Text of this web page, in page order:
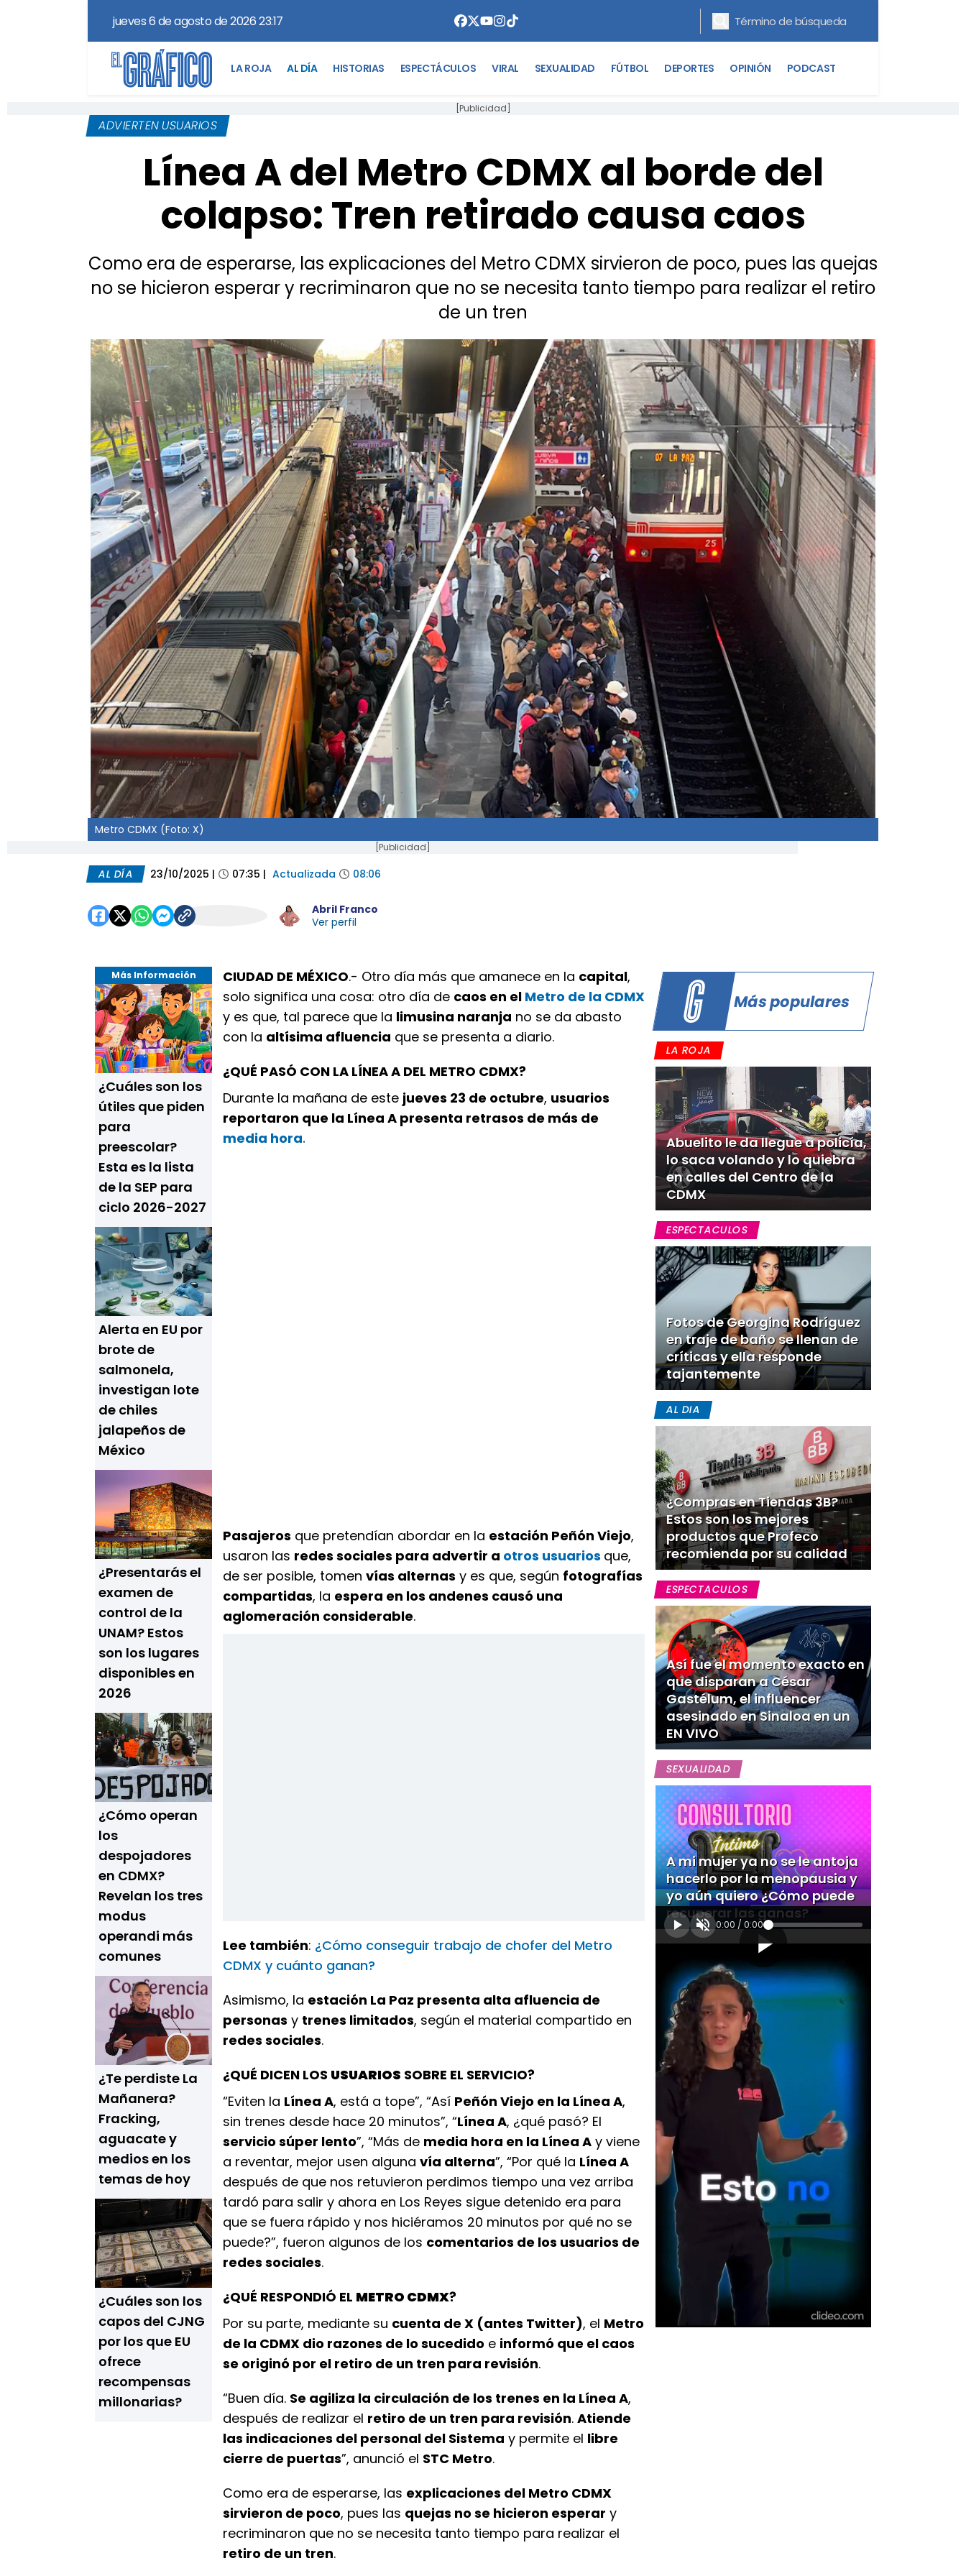
jueves 6 de agosto de 2026 23:17
LA ROJA AL DÍA HISTORIAS ESPECTÁCULOS VIRAL SEXUALIDAD FÚTBOL DEPORTES OPINIÓN PODCAST
[Publicidad]
ADVIERTEN USUARIOS
Línea A del Metro CDMX al borde del
colapso: Tren retirado causa caos
Como era de esperarse, las explicaciones del Metro CDMX sirvieron de poco, pues las quejas
no se hicieron esperar y recriminaron que no se necesita tanto tiempo para realizar el retiro
de un tren
Metro CDMX (Foto: X)
[Publicidad]
AL DÍA 23/10/2025 | 07:35 | Actualizada 08:06
Abril Franco
Ver perfil
Más Información
¿Cuáles son los
útiles que piden
para
preescolar?
Esta es la lista
de la SEP para
ciclo 2026-2027
Alerta en EU por
brote de
salmonela,
investigan lote
de chiles
jalapeños de
México
¿Presentarás el
examen de
control de la
UNAM? Estos
son los lugares
disponibles en
2026
¿Cómo operan
los
despojadores
en CDMX?
Revelan los tres
modus
operandi más
comunes
¿Te perdiste La
Mañanera?
Fracking,
aguacate y
medios en los
temas de hoy
¿Cuáles son los
capos del CJNG
por los que EU
ofrece
recompensas
millonarias?
CIUDAD DE MÉXICO.- Otro día más que amanece en la capital,
solo significa una cosa: otro día de caos en el Metro de la CDMX
y es que, tal parece que la limusina naranja no se da abasto
con la altísima afluencia que se presenta a diario.
¿QUÉ PASÓ CON LA LÍNEA A DEL METRO CDMX?
Durante la mañana de este jueves 23 de octubre, usuarios
reportaron que la Línea A presenta retrasos de más de
media hora.
Pasajeros que pretendían abordar en la estación Peñón Viejo,
usaron las redes sociales para advertir a otros usuarios que,
de ser posible, tomen vías alternas y es que, según fotografías
compartidas, la espera en los andenes causó una
aglomeración considerable.
Lee también: ¿Cómo conseguir trabajo de chofer del Metro
CDMX y cuánto ganan?
Asimismo, la estación La Paz presenta alta afluencia de
personas y trenes limitados, según el material compartido en
redes sociales.
¿QUÉ DICEN LOS USUARIOS SOBRE EL SERVICIO?
“Eviten la Línea A, está a tope”, “Así Peñón Viejo en la Línea A,
sin trenes desde hace 20 minutos”, “Línea A, ¿qué pasó? El
servicio súper lento”, “Más de media hora en la Línea A y viene
a reventar, mejor usen alguna vía alterna”, “Por qué la Línea A
después de que nos retuvieron perdimos tiempo una vez arriba
tardó para salir y ahora en Los Reyes sigue detenido era para
que se fuera rápido y nos hiciéramos 20 minutos por qué no se
puede?”, fueron algunos de los comentarios de los usuarios de
redes sociales.
¿QUÉ RESPONDIÓ EL METRO CDMX?
Por su parte, mediante su cuenta de X (antes Twitter), el Metro
de la CDMX dio razones de lo sucedido e informó que el caos
se originó por el retiro de un tren para revisión.
“Buen día. Se agiliza la circulación de los trenes en la Línea A,
después de realizar el retiro de un tren para revisión. Atiende
las indicaciones del personal del Sistema y permite el libre
cierre de puertas”, anunció el STC Metro.
Como era de esperarse, las explicaciones del Metro CDMX
sirvieron de poco, pues las quejas no se hicieron esperar y
recriminaron que no se necesita tanto tiempo para realizar el
retiro de un tren.
Más populares
LA ROJA
Abuelito le da llegue a policía,
lo saca volando y lo quiebra
en calles del Centro de la
CDMX
ESPECTACULOS
Fotos de Georgina Rodríguez
en traje de baño se llenan de
críticas y ella responde
tajantemente
AL DIA
¿Compras en Tiendas 3B?
Estos son los mejores
productos que Profeco
recomienda por su calidad
ESPECTACULOS
Así fue el momento exacto en
que disparan a César
Gastélum, el influencer
asesinado en Sinaloa en un
EN VIVO
SEXUALIDAD
A mi mujer ya no se le antoja
hacerlo por la menopausia y
yo aún quiero ¿Cómo puede
recuperar las ganas?
0:00 / 0:00
[Publicidad]